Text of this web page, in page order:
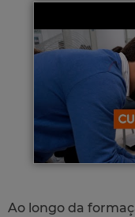
Ao longo da